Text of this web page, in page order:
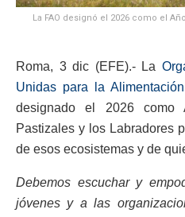
La FAO designó el 2026 como el
Roma, 3 dic (EFE).- La
Unidas para la
designado el 2026 como
Pastizales y los Labradores
de esos ecosistemas y de
Debemos escuchar y
jóvenes y a las